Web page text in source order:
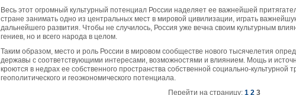
Весь этот огромный культурный потенциал России наделяет ее важнейшей
стране занимать одно из центральных мест в мировой цивилизации, играть
дальнейшего развития. Чтобы не случилось, Россия уже вечна своим культурным
гениев, но и всего народа в целом.
Таким образом, место и роль России в мировом сообществе нового тысячелетия
державы с соответствующими интересами, возможностями и влиянием. Мощь и
кроются в недрах ее собственного пространства собственной социально-культурной
геополитического и геоэкономического потенциала.
Перейти на страницу: 1 2 3